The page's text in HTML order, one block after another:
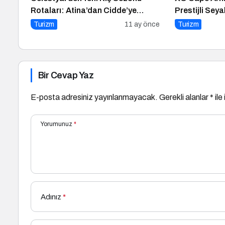
Rotaları: Atina’dan Cidde’ye
Yolculuk
Turizm 11 ay önce
Prestijli
Conde Nast
Turizm
Bir Cevap Yaz
E-posta adresiniz yayınlanmayacak. Gerekli alanlar* ile
Yorumunuz *
Adınız *